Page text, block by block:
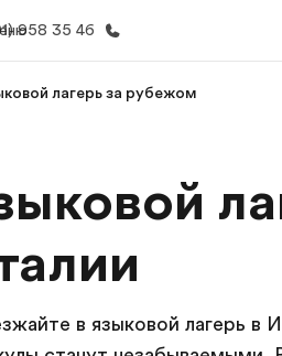
958 35 46
пожаловать в EF
лагерь за рубежом
в языковой лагерь в